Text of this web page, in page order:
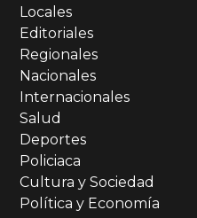
Locales
Editoriales
Regionales
Nacionales
Internacionales
Salud
Deportes
Policiaca
Cultura y Sociedad
Política y Economía